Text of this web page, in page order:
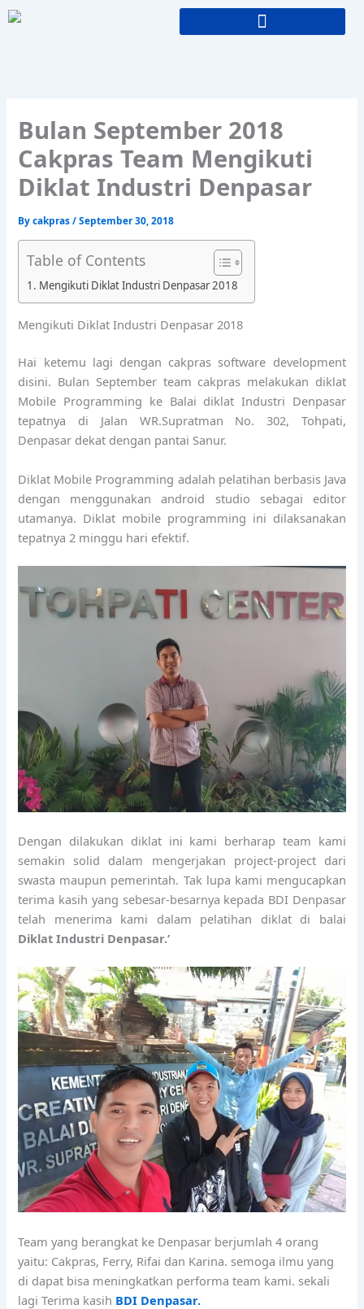
Skip
Bulan September 2018
Cakpras Team Mengikuti
Diklat Industri Denpasar
Bycakpras/September 30, 2018
Table of Contents
Mengikuti Diklat Industri Denpasar 2018
Mengikuti Diklat Industri Denpasar 2018
Hai ketemu lagi dengan cakpras software development
disini. Bulan September team cakpras melakukan diklat
Mobile Programming ke Balai diklat Industri Denpasar
tepatnya di Jalan WR.Supratman No. 302, Tohpati,
Denpasar dekat dengan pantai Sanur.
Diklat Mobile Programming adalah pelatihan berbasis Java
dengan menggunakan android studio sebagai editor
utamanya. Diklat mobile programming ini dilaksanakan
tepatnya 2 minggu hari efektif.
Dengan dilakukan diklat ini kami berharap team kami
semakin solid dalam mengerjakan project-project dari
swasta maupun pemerintah. Tak lupa kami mengucapkan
terima kasih yang sebesar-besarnya kepada BDI Denpasar
telah menerima kami dalam pelatihan diklat di balai
Diklat Industri Denpasar.’
Team yang berangkat ke Denpasar berjumlah 4 orang
yaitu: Cakpras, Ferry, Rifai dan Karina. semoga ilmu yang
di dapat bisa meningkatkan performa team kami. sekali
lagi Terima kasih BDI Denpasar.